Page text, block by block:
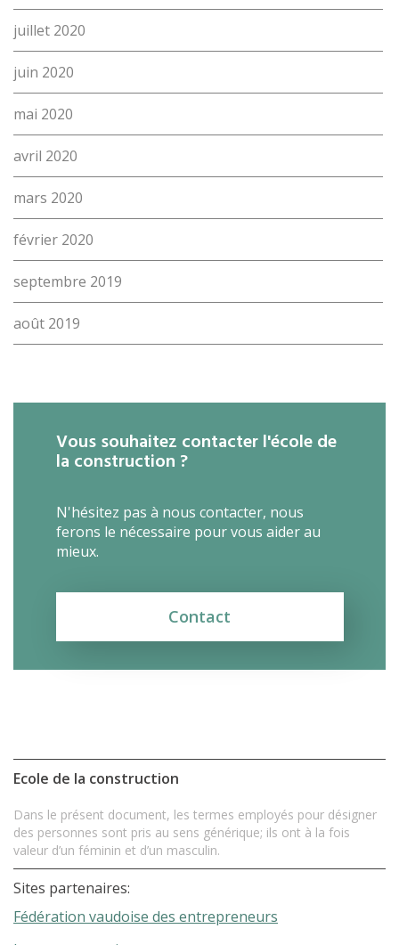
juillet 2020
juin 2020
mai 2020
avril 2020
mars 2020
février 2020
septembre 2019
août 2019
Vous souhaitez contacter l'école de
la construction ?
N'hésitez pas à nous contacter, nous
ferons le nécessaire pour vous aider au
mieux.
Contact
Ecole de la construction
Dans le présent document, les termes employés pour désigner
des personnes sont pris au sens générique; ils ont à la fois
valeur d’un féminin et d’un masculin.
Sites partenaires:
Fédération vaudoise des entrepreneurs